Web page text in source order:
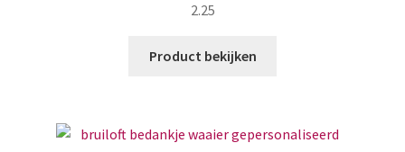
2.25
Product bekijken